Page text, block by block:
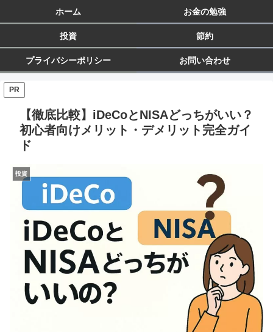
ホーム お金の勉強
投資 節約
プライバシーポリシー お問い合わせ
PR
【徹底比較】iDeCoとNISAどっちがいい？
初心者向けメリット・デメリット完全ガイ
ド
投資